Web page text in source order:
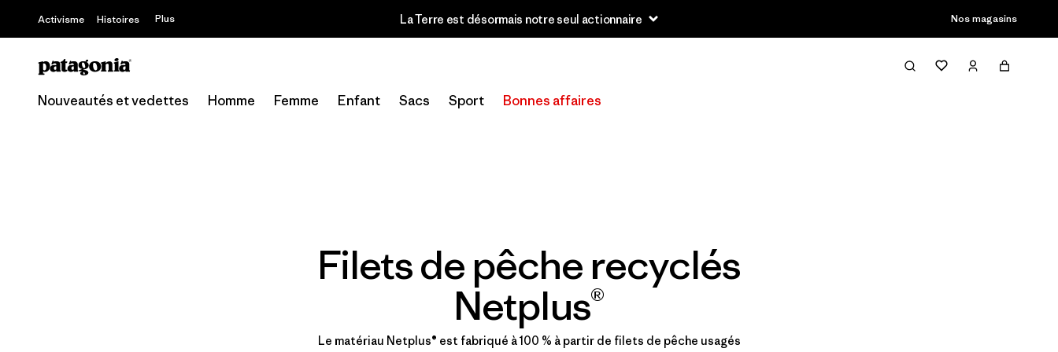
Activisme Histoires Plus La Terre est désormais notre seul actionnaire Nos magasins
Nouveautés et vedettes Homme Femme Enfant Sacs Sport Bonnes affaires
Filets de pêche recyclés
Netplus®
Le matériau Netplus® est fabriqué à 100 % à partir de filets de pêche usagés